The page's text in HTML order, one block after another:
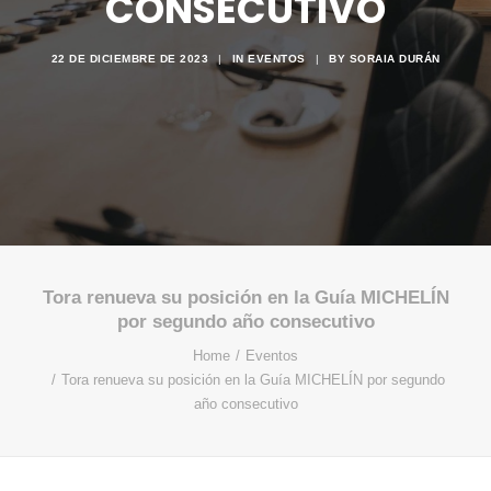
22 DE DICIEMBRE DE 2023 | INEVENTOS | BY SORAIA DURÁN
Tora renueva su posición en la Guía MICHELÍN
por segundo año consecutivo
Home
Eventos
Tora renueva su posición en la Guía MICHELÍN por segundo
año consecutivo